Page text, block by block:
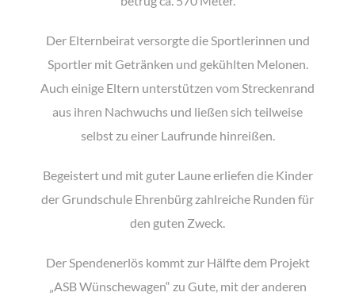
Der Elternbeirat versorgte die Sportlerinnen und
Sportler mit Getränken und gekühlten Melonen.
Auch einige Eltern unterstützen vom Streckenrand
aus ihren Nachwuchs und ließen sich teilweise
selbst zu einer Laufrunde hinreißen.
Begeistert und mit guter Laune erliefen die Kinder
der Grundschule Ehrenbürg zahlreiche Runden für
den guten Zweck.
Der Spendenerlös kommt zur Hälfte dem Projekt
„ASB Wünschewagen“ zu Gute, mit der anderen